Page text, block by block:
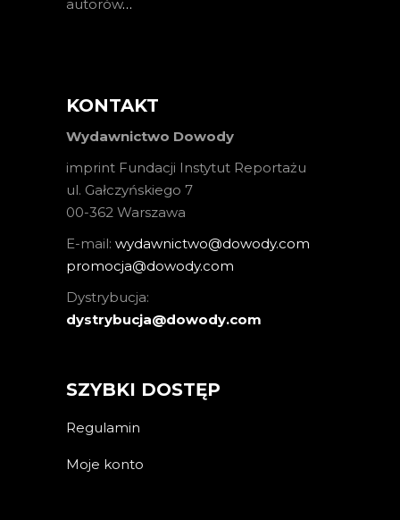
autorów…
KONTAKT
Wydawnictwo Dowody
imprint Fundacji Instytut Reportażu
ul. Gałczyńskiego 7
00-362 Warszawa
E-mail: wydawnictwo@dowody.com
promocja@dowody.com
Dystrybucja:
dystrybucja@dowody.com
SZYBKI DOSTĘP
Regulamin
Moje konto